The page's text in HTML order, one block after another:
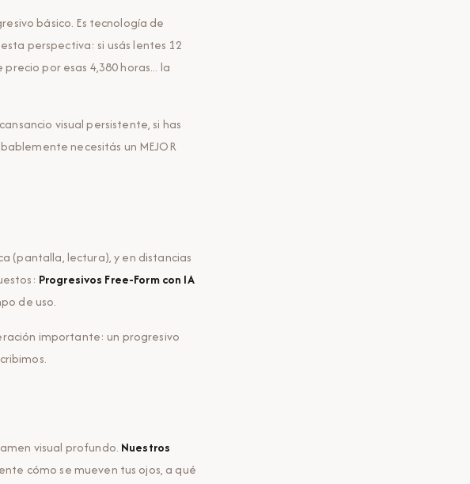
básico. Es tecnología de
perspectiva: si usás lentes 12
por esas 4,380 horas... la
visual persistente, si has
necesitás un MEJOR
(pantalla, lectura), y en distancias
Progresivos Free-Form con IA
de uso.
importante: un progresivo
visual profundo. Nuestros
cómo se mueven tus ojos, a qué